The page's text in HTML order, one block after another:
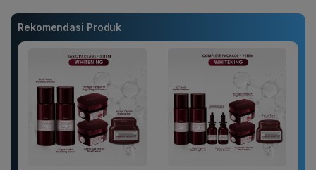
Rekomendasi Produk